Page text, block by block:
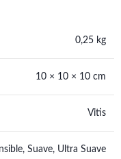
0,25 kg
10 × 10 × 10 cm
Vitis
Suave, Ultra Suave